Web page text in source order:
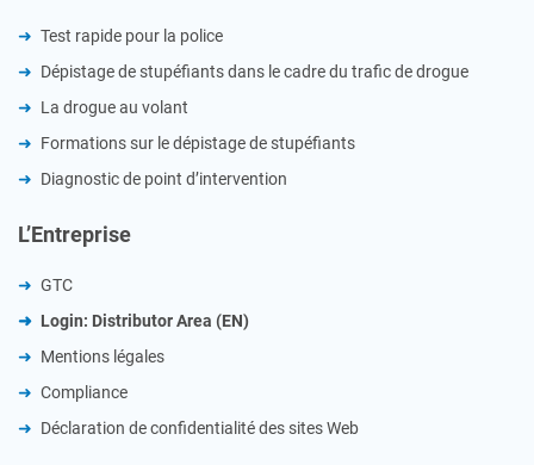
Test rapide pour la police
Dépistage de stupéfiants dans le cadre du trafic de drogue
La drogue au volant
Formations sur le dépistage de stupéfiants
Diagnostic de point d’intervention
L’Entreprise
GTC
Login: Distributor Area (EN)
Mentions légales
Compliance
Déclaration de confidentialité des sites Web